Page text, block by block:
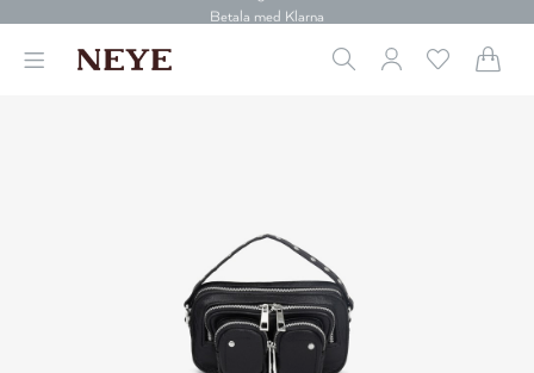
30 dagars retur
Leverans 1-4 arbetsdagar